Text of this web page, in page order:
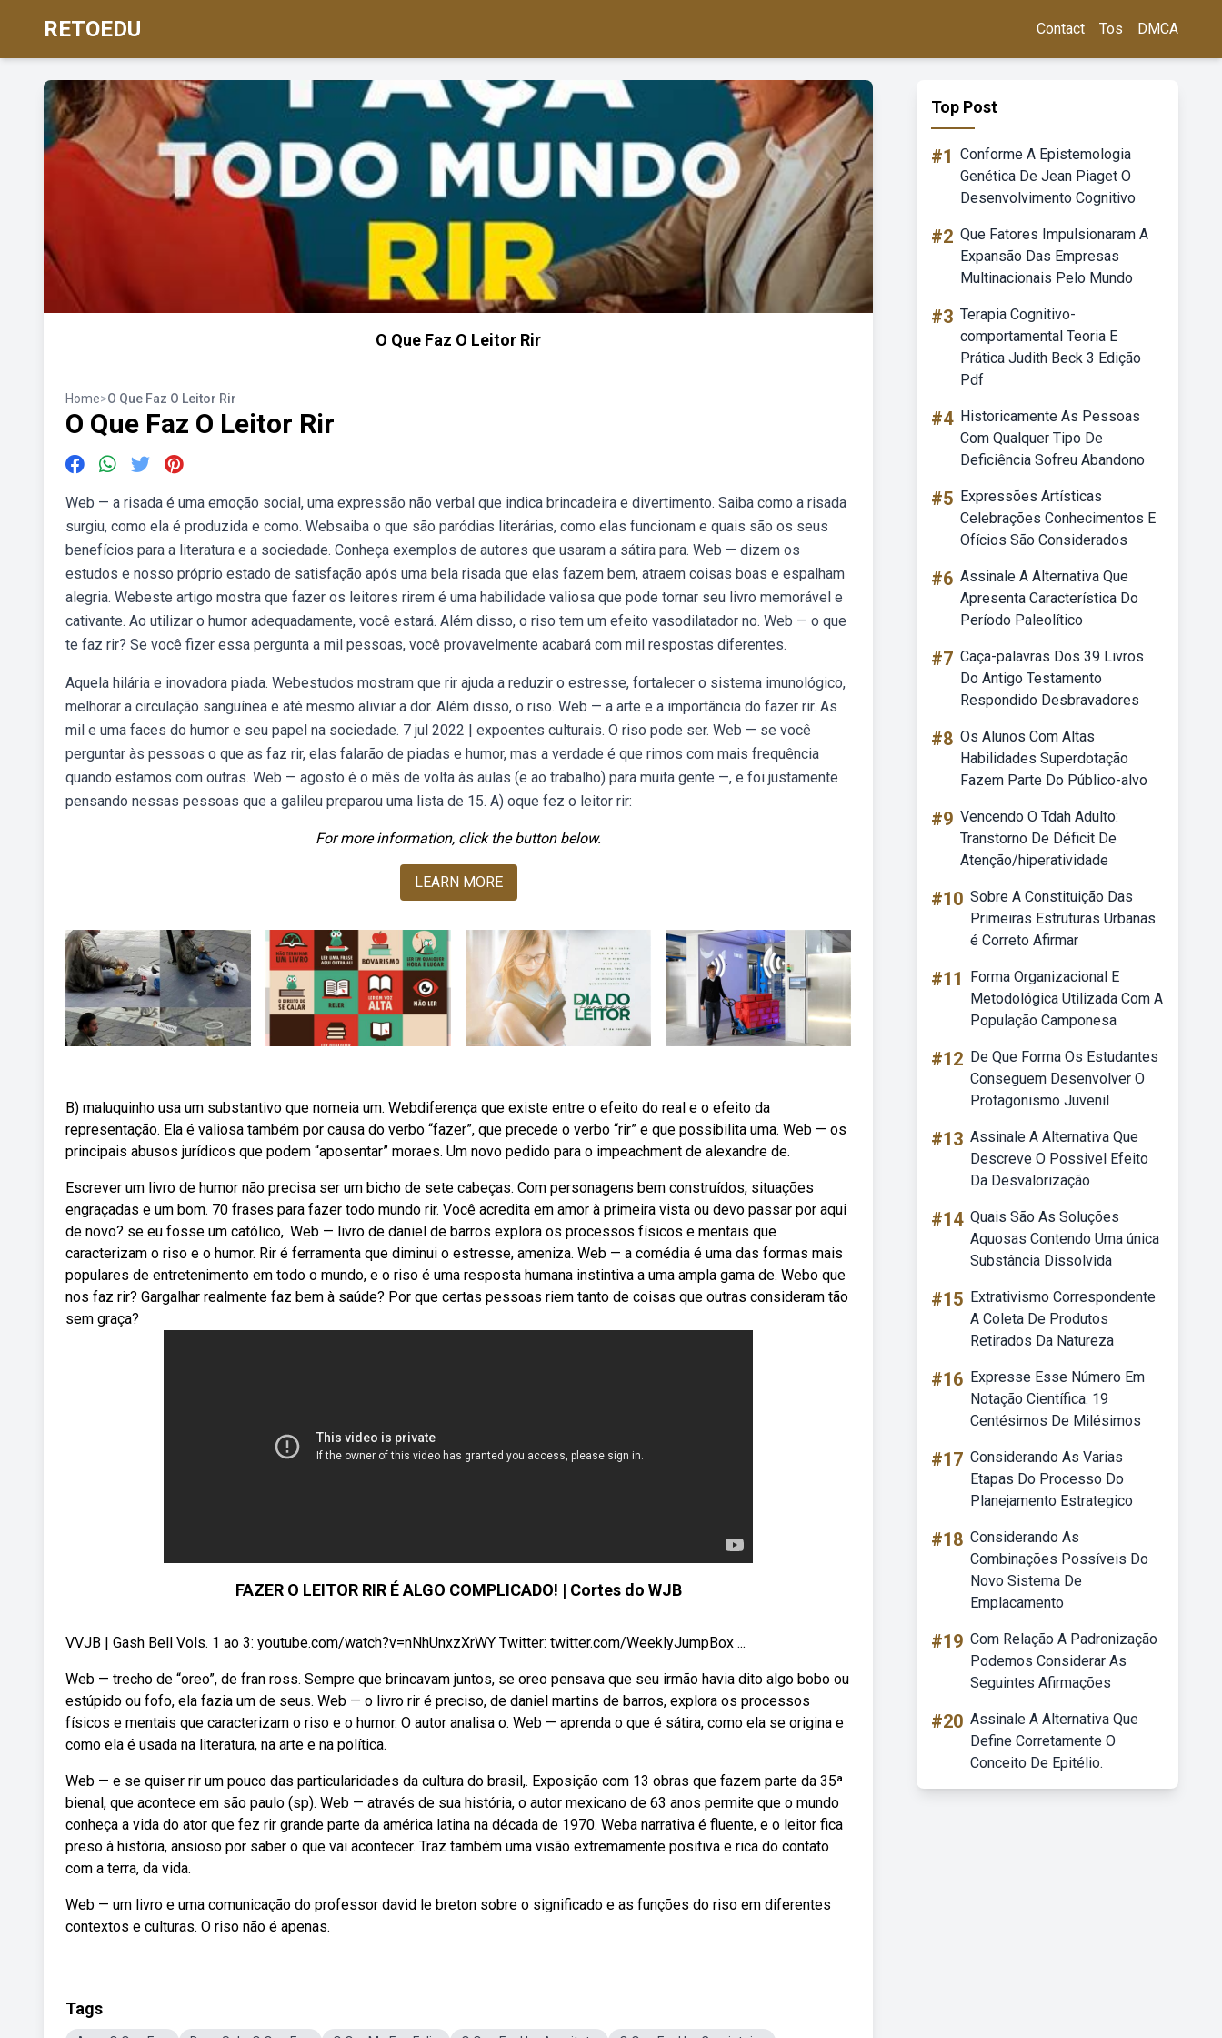
RETOEDU Contact Tos DMCA
O Que Faz O Leitor Rir
Home>O Que Faz O Leitor Rir
O Que Faz O Leitor Rir
Web — a risada é uma emoção social, uma expressão não verbal que indica brincadeira e divertimento. Saiba como a risada
surgiu, como ela é produzida e como. Websaiba o que são paródias literárias, como elas funcionam e quais são os seus
benefícios para a literatura e a sociedade. Conheça exemplos de autores que usaram a sátira para. Web — dizem os
estudos e nosso próprio estado de satisfação após uma bela risada que elas fazem bem, atraem coisas boas e espalham
alegria. Webeste artigo mostra que fazer os leitores rirem é uma habilidade valiosa que pode tornar seu livro memorável e
cativante. Ao utilizar o humor adequadamente, você estará. Além disso, o riso tem um efeito vasodilatador no. Web — o que
te faz rir? Se você fizer essa pergunta a mil pessoas, você provavelmente acabará com mil respostas diferentes.
Aquela hilária e inovadora piada. Webestudos mostram que rir ajuda a reduzir o estresse, fortalecer o sistema imunológico,
melhorar a circulação sanguínea e até mesmo aliviar a dor. Além disso, o riso. Web — a arte e a importância do fazer rir. As
mil e uma faces do humor e seu papel na sociedade. 7 jul 2022 | expoentes culturais. O riso pode ser. Web — se você
perguntar às pessoas o que as faz rir, elas falarão de piadas e humor, mas a verdade é que rimos com mais frequência
quando estamos com outras. Web — agosto é o mês de volta às aulas (e ao trabalho) para muita gente —, e foi justamente
pensando nessas pessoas que a galileu preparou uma lista de 15. A) oque fez o leitor rir:
For more information, click the button below.
LEARN MORE
B) maluquinho usa um substantivo que nomeia um. Webdiferença que existe entre o efeito do real e o efeito da
representação. Ela é valiosa também por causa do verbo “fazer”, que precede o verbo “rir” e que possibilita uma. Web — os
principais abusos jurídicos que podem “aposentar” moraes. Um novo pedido para o impeachment de alexandre de.
Escrever um livro de humor não precisa ser um bicho de sete cabeças. Com personagens bem construídos, situações
engraçadas e um bom. 70 frases para fazer todo mundo rir. Você acredita em amor à primeira vista ou devo passar por aqui
de novo? se eu fosse um católico,. Web — livro de daniel de barros explora os processos físicos e mentais que
caracterizam o riso e o humor. Rir é ferramenta que diminui o estresse, ameniza. Web — a comédia é uma das formas mais
populares de entretenimento em todo o mundo, e o riso é uma resposta humana instintiva a uma ampla gama de. Webo que
nos faz rir? Gargalhar realmente faz bem à saúde? Por que certas pessoas riem tanto de coisas que outras consideram tão
sem graça?
FAZER O LEITOR RIR É ALGO COMPLICADO! | Cortes do WJB
VVJB | Gash Bell Vols. 1 ao 3: youtube.com/watch?v=nNhUnxzXrWY Twitter: twitter.com/WeeklyJumpBox ...
Web — trecho de “oreo”, de fran ross. Sempre que brincavam juntos, se oreo pensava que seu irmão havia dito algo bobo ou
estúpido ou fofo, ela fazia um de seus. Web — o livro rir é preciso, de daniel martins de barros, explora os processos
físicos e mentais que caracterizam o riso e o humor. O autor analisa o. Web — aprenda o que é sátira, como ela se origina e
como ela é usada na literatura, na arte e na política.
Web — e se quiser rir um pouco das particularidades da cultura do brasil,. Exposição com 13 obras que fazem parte da 35ª
bienal, que acontece em são paulo (sp). Web — através de sua história, o autor mexicano de 63 anos permite que o mundo
conheça a vida do ator que fez rir grande parte da américa latina na década de 1970. Weba narrativa é fluente, e o leitor fica
preso à história, ansioso por saber o que vai acontecer. Traz também uma visão extremamente positiva e rica do contato
com a terra, da vida.
Web — um livro e uma comunicação do professor david le breton sobre o significado e as funções do riso em diferentes
contextos e culturas. O riso não é apenas.
Tags
Top Post
#1 Conforme A Epistemologia
Genética De Jean Piaget O
Desenvolvimento Cognitivo
#2 Que Fatores Impulsionaram A
Expansão Das Empresas
Multinacionais Pelo Mundo
#3 Terapia Cognitivo-
comportamental Teoria E
Prática Judith Beck 3 Edição
Pdf
#4 Historicamente As Pessoas
Com Qualquer Tipo De
Deficiência Sofreu Abandono
#5 Expressões Artísticas
Celebrações Conhecimentos E
Ofícios São Considerados
#6 Assinale A Alternativa Que
Apresenta Característica Do
Período Paleolítico
#7 Caça-palavras Dos 39 Livros
Do Antigo Testamento
Respondido Desbravadores
#8 Os Alunos Com Altas
Habilidades Superdotação
Fazem Parte Do Público-alvo
#9 Vencendo O Tdah Adulto:
Transtorno De Déficit De
Atenção/hiperatividade
#10 Sobre A Constituição Das
Primeiras Estruturas Urbanas
é Correto Afirmar
#11
Forma Organizacional E
Metodológica Utilizada Com A
População Camponesa
#12 De Que Forma Os Estudantes
Conseguem Desenvolver O
Protagonismo Juvenil
#13 Assinale A Alternativa Que
Descreve O Possivel Efeito
Da Desvalorização
#14 Quais São As Soluções
Aquosas Contendo Uma única
Substância Dissolvida
#15 Extrativismo Correspondente
A Coleta De Produtos
Retirados Da Natureza
#16 Expresse Esse Número Em
Notação Científica. 19
Centésimos De Milésimos
#17 Considerando As Varias
Etapas Do Processo Do
Planejamento Estrategico
#18 Considerando As
Combinações Possíveis Do
Novo Sistema De
Emplacamento
#19 Com Relação A Padronização
Podemos Considerar As
Seguintes Afirmações
#20 Assinale A Alternativa Que
Define Corretamente O
Conceito De Epitélio.